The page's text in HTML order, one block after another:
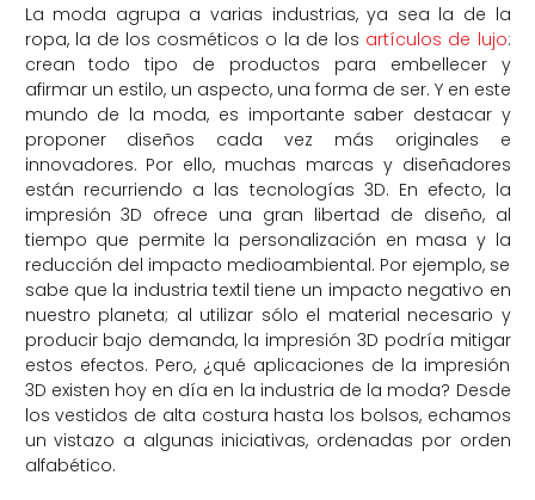
La moda agrupa a varias industrias, ya sea la de la
ropa, la de los cosméticos o la de los artículos de lujo:
crean todo tipo de productos para embellecer y
afirmar un estilo, un aspecto, una forma de ser. Y en este
mundo de la moda, es importante saber destacar y
proponer diseños cada vez más originales e
innovadores. Por ello, muchas marcas y diseñadores
están recurriendo a las tecnologías 3D. En efecto, la
impresión 3D ofrece una gran libertad de diseño, al
tiempo que permite la personalización en masa y la
reducción del impacto medioambiental. Por ejemplo, se
sabe que la industria textil tiene un impacto negativo en
nuestro planeta; al utilizar sólo el material necesario y
producir bajo demanda, la impresión 3D podría mitigar
estos efectos. Pero, ¿qué aplicaciones de la impresión
3D existen hoy en día en la industria de la moda? Desde
los vestidos de alta costura hasta los bolsos, echamos
un vistazo a algunas iniciativas, ordenadas por orden
alfabético.